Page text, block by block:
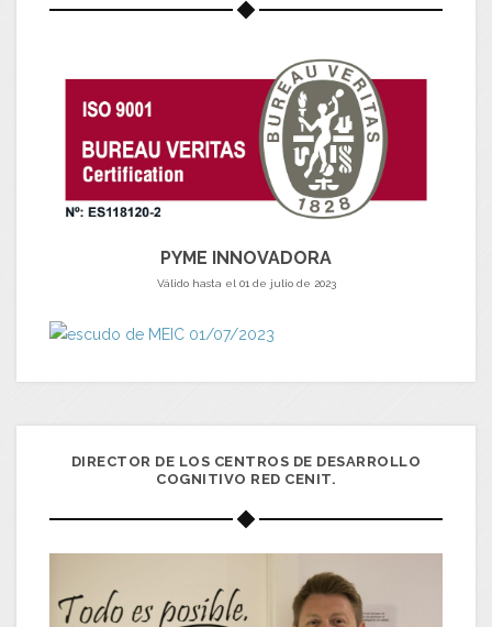
PYME INNOVADORA
Válido hasta el 01 de julio de 2023
DIRECTOR DE LOS CENTROS DE DESARROLLO
COGNITIVO RED CENIT.